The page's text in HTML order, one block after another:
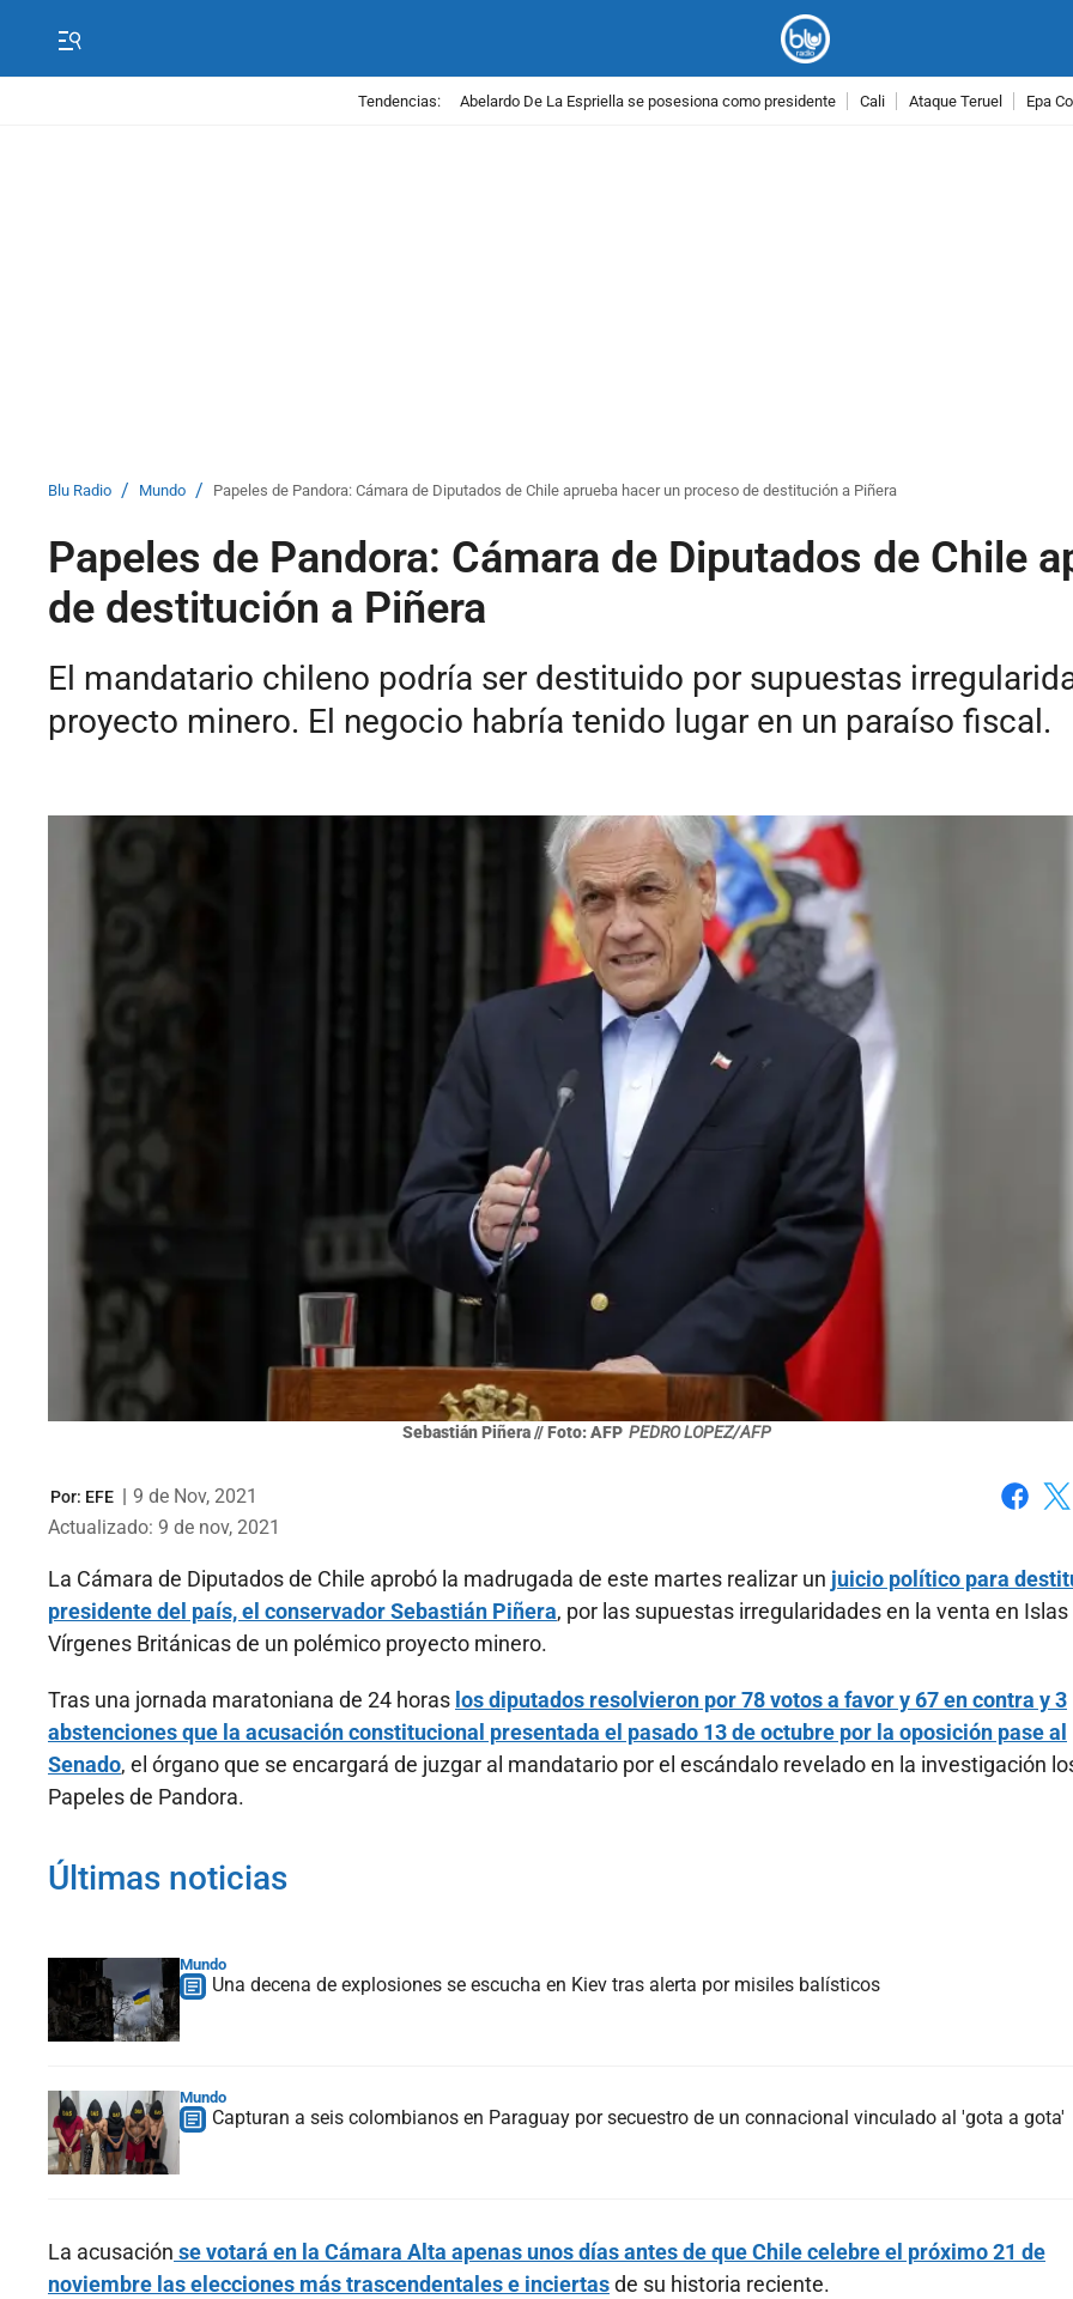
Tendencias: Abelardo De La Espriella se posesiona como presidente Cali Ataque Teruel Epa
Blu Radio / Mundo / Papeles de Pandora: Cámara de Diputados de Chile aprueba hacer un proceso de destitución a Piñera
Papeles de Pandora: Cámara de Diputados de Chile
de destitución a Piñera
El mandatario chileno podría ser destituido por supuestas
proyecto minero. El negocio habría tenido lugar en un paraíso fiscal.
Sebastián Piñera // Foto: AFP PEDRO LOPEZ/AFP
Por: EFE | 9 de Nov, 2021
Actualizado: 9 de nov, 2021
La Cámara de Diputados de Chile aprobó la madrugada de este martes realizar un juicio político para
presidente del país, el conservador Sebastián Piñera, por las supuestas irregularidades en la venta en Islas
Vírgenes Británicas de un polémico proyecto minero.
Tras una jornada maratoniana de 24 horas los diputados resolvieron por 78 votos a favor y 67 en contra y 3
abstenciones que la acusación constitucional presentada el pasado 13 de octubre por la oposición pase al
Senado, el órgano que se encargará de juzgar al mandatario por el escándalo revelado en la investigación
Papeles de Pandora.
Últimas noticias
Mundo
Una decena de explosiones se escucha en Kiev tras alerta por misiles balísticos
Mundo
Capturan a seis colombianos en Paraguay por secuestro de un connacional vinculado al 'gota a gota'
La acusación se votará en la Cámara Alta apenas unos días antes de que Chile celebre el próximo 21 de
noviembre las elecciones más trascendentales e inciertasde su historia reciente.